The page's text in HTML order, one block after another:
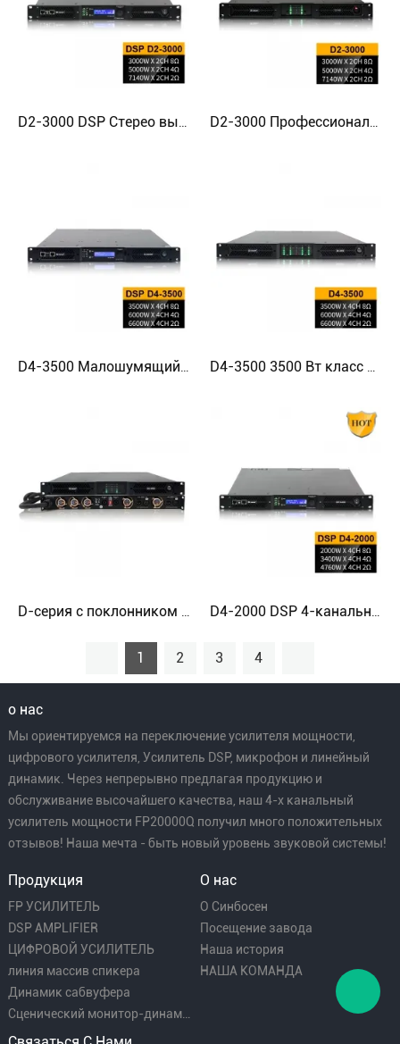
1 2 3 4
о нас
Мы ориентируемся на переключение усилителя мощности,
цифрового усилителя, Усилитель DSP, микрофон и линейный
динамик. Через непрерывно предлагая продукцию и
обслуживание высочайшего качества, наш 4-х канальный
усилитель мощности FP20000Q получил много положительных
отзывов! Наша мечта - быть новый уровень звуковой системы!
Продукция
FP УСИЛИТЕЛЬ
DSP AMPLIFIER
ЦИФРОВОЙ УСИЛИТЕЛЬ
линия массив спикера
Динамик сабвуфера
Сценический монитор-динамик
О нас
О Синбосен
Посещение завода
Наша история
НАША КОМАНДА